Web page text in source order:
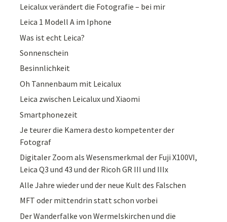
Leicalux verändert die Fotografie – bei mir
Leica 1 Modell A im Iphone
Was ist echt Leica?
Sonnenschein
Besinnlichkeit
Oh Tannenbaum mit Leicalux
Leica zwischen Leicalux und Xiaomi
Smartphonezeit
Je teurer die Kamera desto kompetenter der
Fotograf
Digitaler Zoom als Wesensmerkmal der Fuji X100VI,
Leica Q3 und 43 und der Ricoh GR III und IIIx
Alle Jahre wieder und der neue Kult des Falschen
MFT oder mittendrin statt schon vorbei
Der Wanderfalke von Wermelskirchen und die